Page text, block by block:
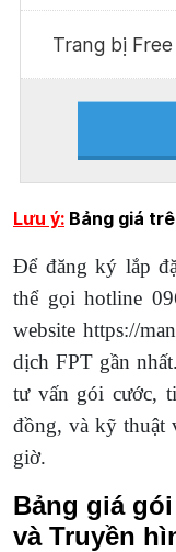
Trang bị
Lưu ý: Bảng giá
Để đăng ký lắp
thể gọi hotline
website https://
dịch FPT gần
tư vấn gói cước,
đồng, và kỹ thuật
giờ.
Bảng giá
và Truyền